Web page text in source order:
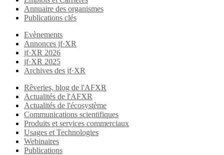
Annuaire des organismes
Publications clés
Evènements
Annonces jf·XR
jf·XR 2026
jf·XR 2025
Archives des jf·XR
Rêveries, blog de l'AFXR
Actualités de l'AFXR
Actualités de l'écosystème
Communications scientifiques
Produits et services commerciaux
Usages et Technologies
Webinaires
Publications